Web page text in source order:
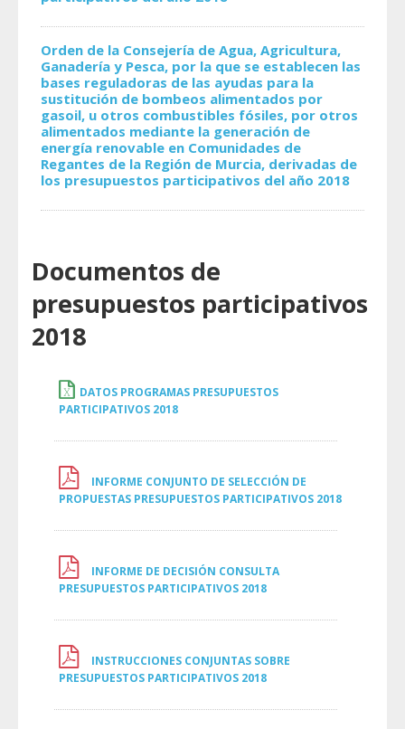
Orden de la Consejería de Agua, Agricultura,
Ganadería y Pesca, por la que se establecen las
bases reguladoras de las ayudas para la
sustitución de bombeos alimentados por
gasoil, u otros combustibles fósiles, por otros
alimentados mediante la generación de
energía renovable en Comunidades de
Regantes de la Región de Murcia, derivadas de
los presupuestos participativos del año 2018
Documentos de
presupuestos participativos
2018
DATOS PROGRAMAS PRESUPUESTOS
PARTICIPATIVOS 2018
INFORME CONJUNTO DE SELECCIÓN DE
PROPUESTAS PRESUPUESTOS PARTICIPATIVOS 2018
INFORME DE DECISIÓN CONSULTA
PRESUPUESTOS PARTICIPATIVOS 2018
INSTRUCCIONES CONJUNTAS SOBRE
PRESUPUESTOS PARTICIPATIVOS 2018